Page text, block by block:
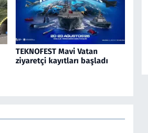
TEKNOFEST Mavi Vatan
ziyaretçi kayıtları başladı